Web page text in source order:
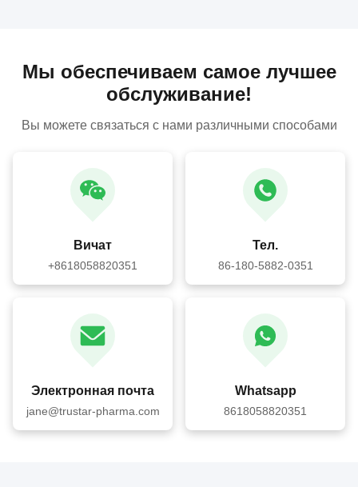
Мы обеспечиваем самое лучшее
обслуживание!
Вы можете связаться с нами различными способами
Вичат
+8618058820351
Тел.
86-180-5882-0351
Электронная почта
jane@trustar-pharma.com
Whatsapp
8618058820351